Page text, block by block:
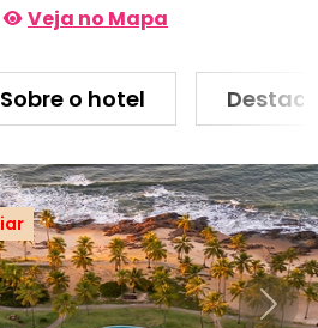
Veja no Mapa
Sobre o hotel